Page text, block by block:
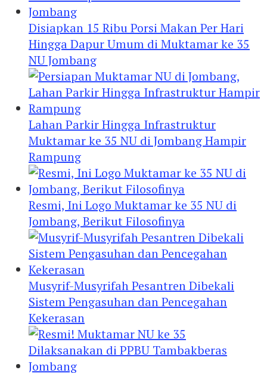
Disiapkan 15 Ribu Porsi Makan Per Hari
Hingga Dapur Umum di Muktamar ke 35
NU Jombang
Lahan Parkir Hingga Infrastruktur
Muktamar ke 35 NU di Jombang Hampir
Rampung
Resmi, Ini Logo Muktamar ke 35 NU di
Jombang, Berikut Filosofinya
Musyrif-Musyrifah Pesantren Dibekali
Sistem Pengasuhan dan Pencegahan
Kekerasan